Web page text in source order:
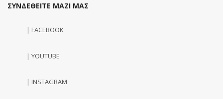
ΣΥΝΔΕΘΕΙΤΕ ΜΑΖΙ ΜΑΣ
| FACEBOOK
| YOUTUBE
| INSTAGRAM